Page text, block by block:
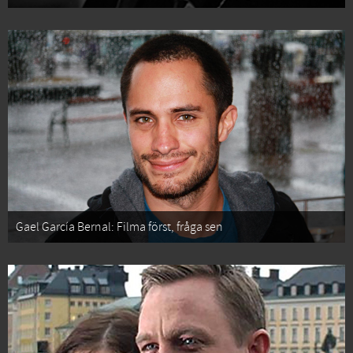
Gael García Bernal: Filma först, fråga sen